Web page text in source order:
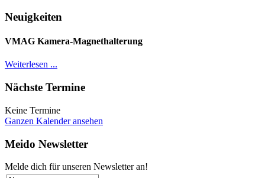
Neuigkeiten
VMAG Kamera-Magnethalterung
Weiterlesen ...
Nächste Termine
Keine Termine
Ganzen Kalender ansehen
Meido Newsletter
Melde dich für unseren Newsletter an!